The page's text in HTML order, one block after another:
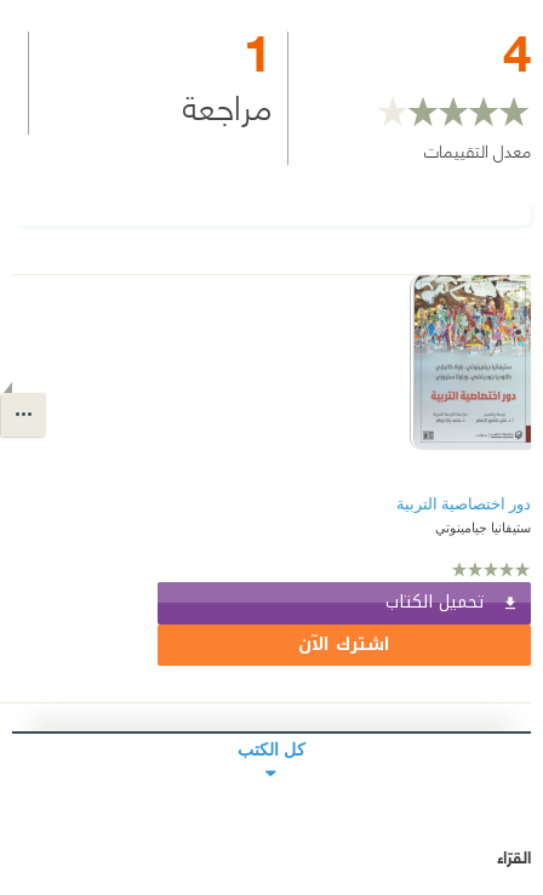
4
معدل التقييمات
1
مراجعة
دور اختصاصية التربية
ستيفانيا جيامينوتي
تحميل الكتاب
اشترك الآن
كل الكتب
القرّاء